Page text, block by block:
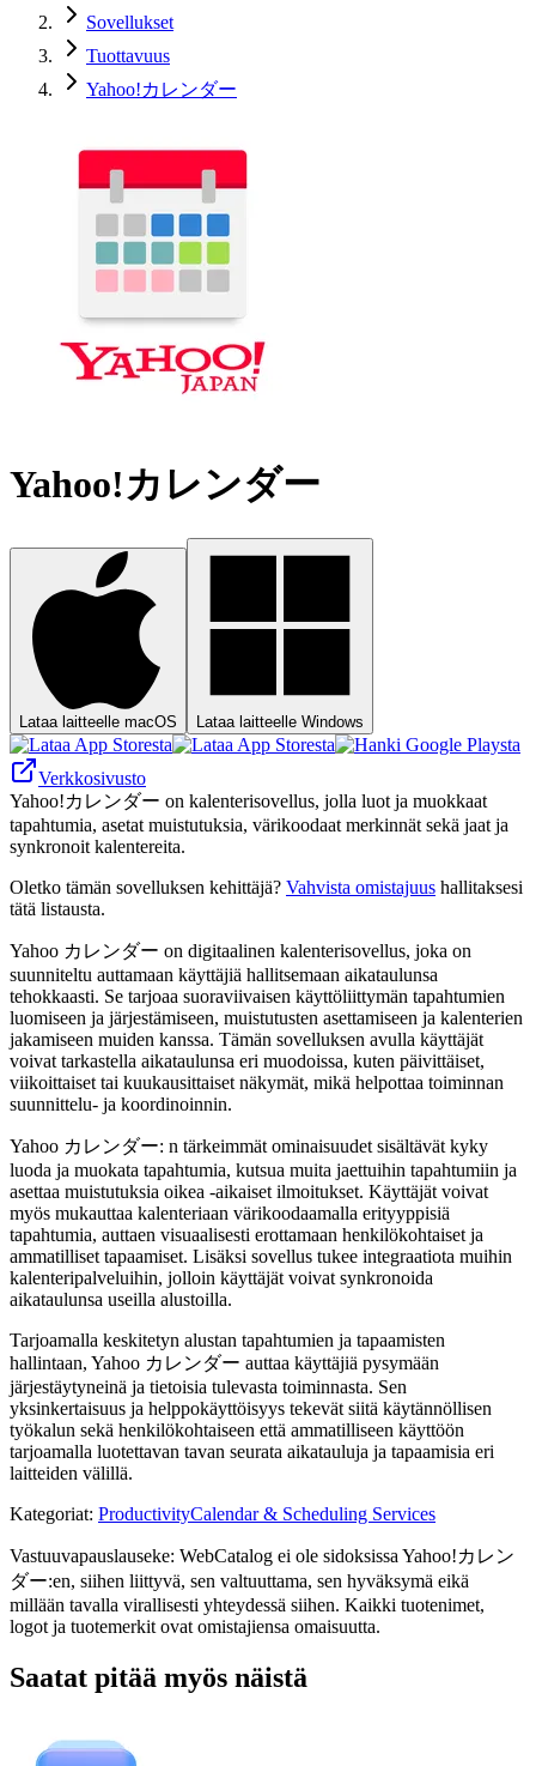
Sovellukset
Tuottavuus
Yahoo!カレンダー
Yahoo!カレンダー
Lataa laitteelle macOS Lataa laitteelle Windows
Verkkosivusto
Yahoo!カレンダー on kalenterisovellus, jolla luot ja muokkaat
tapahtumia, asetat muistutuksia, värikoodaat merkinnät sekä jaat ja
synkronoit kalentereita.
Oletko tämän sovelluksen kehittäjä? Vahvista omistajuus hallitaksesi
tätä listausta.
Yahoo カレンダー on digitaalinen kalenterisovellus, joka on
suunniteltu auttamaan käyttäjiä hallitsemaan aikataulunsa
tehokkaasti. Se tarjoaa suoraviivaisen käyttöliittymän tapahtumien
luomiseen ja järjestämiseen, muistutusten asettamiseen ja kalenterien
jakamiseen muiden kanssa. Tämän sovelluksen avulla käyttäjät
voivat tarkastella aikataulunsa eri muodoissa, kuten päivittäiset,
viikoittaiset tai kuukausittaiset näkymät, mikä helpottaa toiminnan
suunnittelu- ja koordinoinnin.
Yahoo カレンダー: n tärkeimmät ominaisuudet sisältävät kyky
luoda ja muokata tapahtumia, kutsua muita jaettuihin tapahtumiin ja
asettaa muistutuksia oikea -aikaiset ilmoitukset. Käyttäjät voivat
myös mukauttaa kalenteriaan värikoodaamalla erityyppisiä
tapahtumia, auttaen visuaalisesti erottamaan henkilökohtaiset ja
ammatilliset tapaamiset. Lisäksi sovellus tukee integraatiota muihin
kalenteripalveluihin, jolloin käyttäjät voivat synkronoida
aikataulunsa useilla alustoilla.
Tarjoamalla keskitetyn alustan tapahtumien ja tapaamisten
hallintaan, Yahoo カレンダー auttaa käyttäjiä pysymään
järjestäytyneinä ja tietoisia tulevasta toiminnasta. Sen
yksinkertaisuus ja helppokäyttöisyys tekevät siitä käytännöllisen
työkalun sekä henkilökohtaiseen että ammatilliseen käyttöön
tarjoamalla luotettavan tavan seurata aikatauluja ja tapaamisia eri
laitteiden välillä.
Kategoriat: ProductivityCalendar & Scheduling Services
Vastuuvapauslauseke: WebCatalog ei ole sidoksissa Yahoo!カレン
ダー:en, siihen liittyvä, sen valtuuttama, sen hyväksymä eikä
millään tavalla virallisesti yhteydessä siihen. Kaikki tuotenimet,
logot ja tuotemerkit ovat omistajiensa omaisuutta.
Saatat pitää myös näistä